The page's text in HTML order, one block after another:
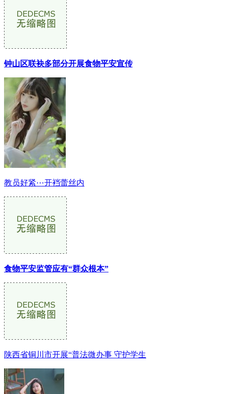
钟山区联袂多部分开展食物平安宣传
教员好紧⋯开裆蕾丝内
食物平安监管应有“群众根本”
陕西省铜川市开展“普法微办事 守护学生